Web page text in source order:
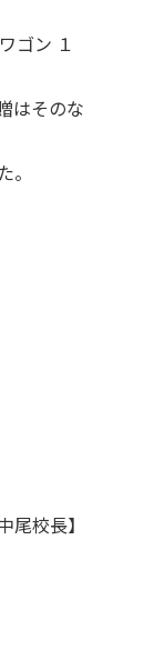
ゴン １
はそのな
尾校長】